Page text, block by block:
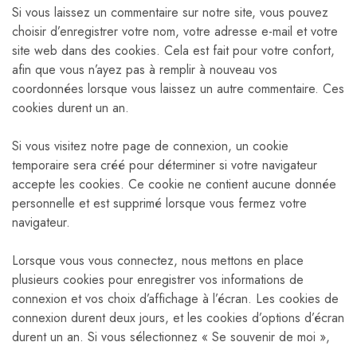
Si vous laissez un commentaire sur notre site, vous pouvez
choisir d’enregistrer votre nom, votre adresse e-mail et votre
site web dans des cookies. Cela est fait pour votre confort,
afin que vous n’ayez pas à remplir à nouveau vos
coordonnées lorsque vous laissez un autre commentaire. Ces
cookies durent un an.
Si vous visitez notre page de connexion, un cookie
temporaire sera créé pour déterminer si votre navigateur
accepte les cookies. Ce cookie ne contient aucune donnée
personnelle et est supprimé lorsque vous fermez votre
navigateur.
Lorsque vous vous connectez, nous mettons en place
plusieurs cookies pour enregistrer vos informations de
connexion et vos choix d’affichage à l’écran. Les cookies de
connexion durent deux jours, et les cookies d’options d’écran
durent un an. Si vous sélectionnez « Se souvenir de moi »,